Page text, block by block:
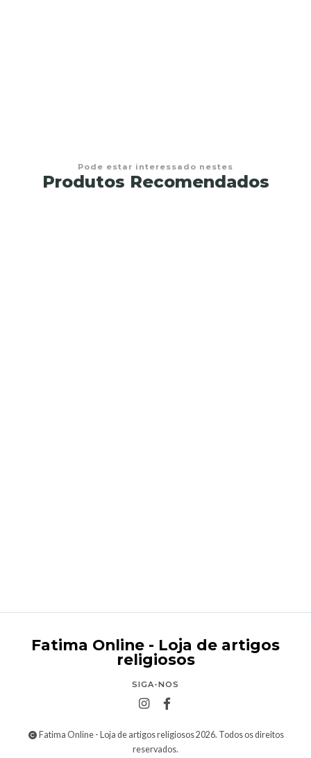
Pode estar interessado nestes
Produtos Recomendados
Fatima Online - Loja de artigos
religiosos
SIGA-NOS
Fatima Online - Loja de artigos religiosos 2026. Todos os direitos
reservados.